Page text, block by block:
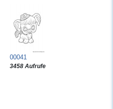
00041
3458 Aufrufe